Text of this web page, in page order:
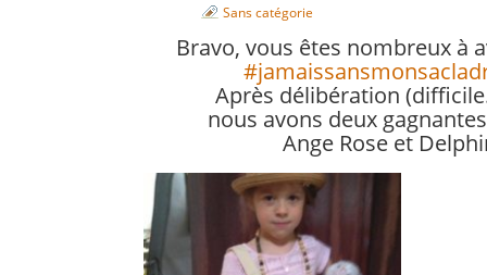
Sans catégorie
Bravo, vous êtes nombreux à
Après délibération
nous avons deux
Ange Rose et